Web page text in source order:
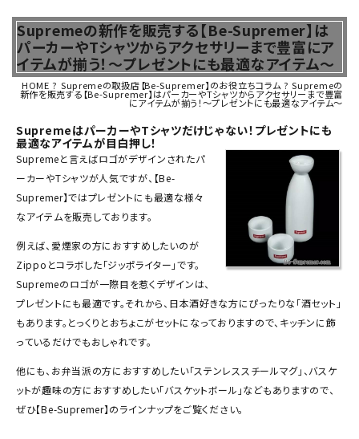
表示する商品はありません。
NEW ITEMS
Tシャツ・ロングスリーブ
パーカー・トレーナー
ジャケット・アウター
キャップ・ハット
ニット帽・ビーニー
バックパック・リュック
その他バッグ類
スニーカー・ブーツ
パンツ・ショーツ
Supremeの新作を販売する【Be-Supremer】は
パーカーやTシャツからアクセサリーまで豊富にア
イテムが揃う！～プレゼントにも最適なアイテム～
HOME ? Supremeの取扱店【Be-Supremer】のお役立ちコラム ?Supremeの
新作を販売する【Be-Supremer】はパーカーやTシャツからアクセサリーまで豊富
にアイテムが揃う！～プレゼントにも最適なアイテム～
SupremeはパーカーやTシャツだけじゃない！プレゼントにも
最適なアイテムが目白押し！
Supremeと言えばロゴがデザインされたパ
ーカーやTシャツが人気ですが、【Be-
Supremer】ではプレゼントにも最適な様々
なアイテムを販売しております。
例えば、愛煙家の方におすすめしたいのが
Zippoとコラボした「ジッポライター」です。
Supremeのロゴが一際目を惹くデザインは、
プレゼントにも最適です。それから、日本酒好きな方にぴったりな「酒セット」
もあります。とっくりとおちょこがセットになっておりますので、キッチンに飾
っているだけでもおしゃれです。
他にも、お弁当派の方におすすめしたい「ステンレススチールマグ」、バスケ
ットが趣味の方におすすめしたい「バスケットボール」などもありますので、
ぜひ【Be-Supremer】のラインナップをご覧ください。